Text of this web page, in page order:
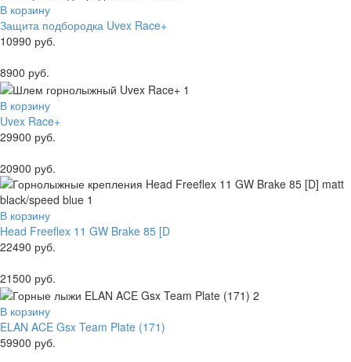
В корзину
Защита подбородка Uvex Race+
10990 руб.
8900 руб.
В корзину
Uvex Race+
29900 руб.
20900 руб.
В корзину
Head Freeflex 11 GW Brake 85 [D
22490 руб.
21500 руб.
В корзину
ELAN ACE Gsx Team Plate (171)
59900 руб.